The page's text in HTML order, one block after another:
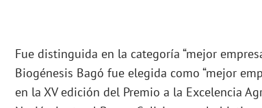
Fue distinguida en la categoría “mejor
Biogénesis Bagó fue elegida como “mejor
en la XV edición del Premio a la Excelencia